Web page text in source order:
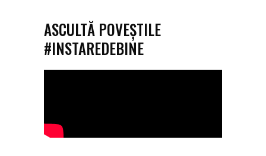
ASCULTĂ POVEȘTILE
#INSTAREDEBINE